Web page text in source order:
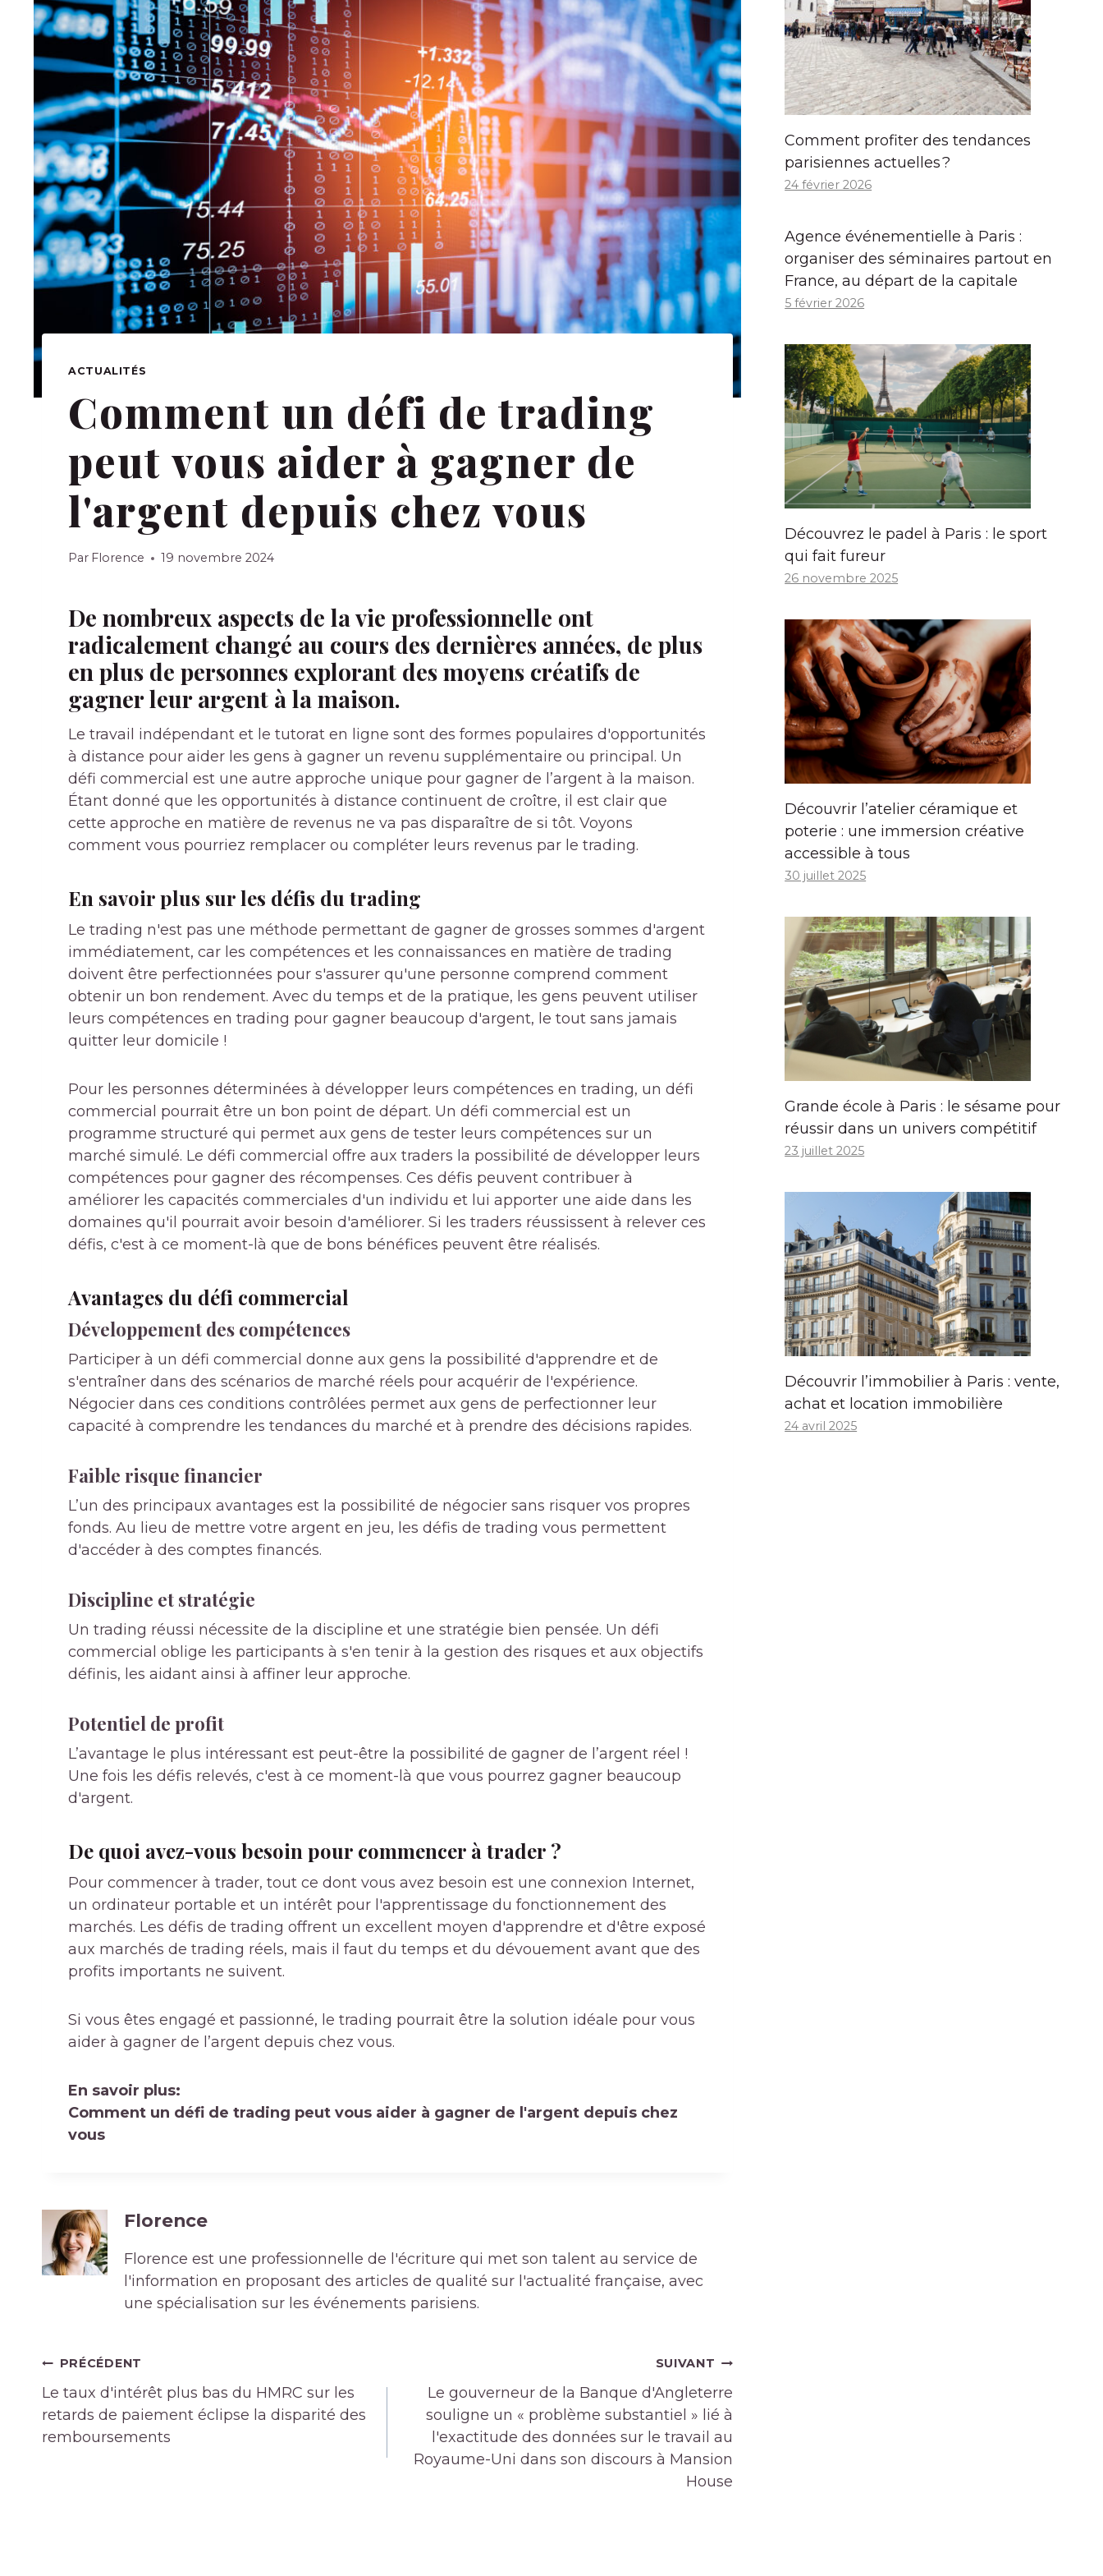
ACTUALITÉS
Comment un défi de trading
peut vous aider à gagner de
l'argent depuis chez vous
Par Florence 19 novembre 2024
De nombreux aspects de la vie professionnelle ont
radicalement changé au cours des dernières années, de plus
en plus de personnes explorant des moyens créatifs de
gagner leur argent à la maison.
Le travail indépendant et le tutorat en ligne sont des formes populaires d'opportunités
à distance pour aider les gens à gagner un revenu supplémentaire ou principal. Un
défi commercial est une autre approche unique pour gagner de l’argent à la maison.
Étant donné que les opportunités à distance continuent de croître, il est clair que
cette approche en matière de revenus ne va pas disparaître de si tôt. Voyons
comment vous pourriez remplacer ou compléter leurs revenus par le trading.
En savoir plus sur les défis du trading
Le trading n'est pas une méthode permettant de gagner de grosses sommes d'argent
immédiatement, car les compétences et les connaissances en matière de trading
doivent être perfectionnées pour s'assurer qu'une personne comprend comment
obtenir un bon rendement. Avec du temps et de la pratique, les gens peuvent utiliser
leurs compétences en trading pour gagner beaucoup d'argent, le tout sans jamais
quitter leur domicile !
Pour les personnes déterminées à développer leurs compétences en trading, un défi
commercial pourrait être un bon point de départ. Un défi commercial est un
programme structuré qui permet aux gens de tester leurs compétences sur un
marché simulé. Le défi commercial offre aux traders la possibilité de développer leurs
compétences pour gagner des récompenses. Ces défis peuvent contribuer à
améliorer les capacités commerciales d'un individu et lui apporter une aide dans les
domaines qu'il pourrait avoir besoin d'améliorer. Si les traders réussissent à relever ces
défis, c'est à ce moment-là que de bons bénéfices peuvent être réalisés.
Avantages du défi commercial
Développement des compétences
Participer à un défi commercial donne aux gens la possibilité d'apprendre et de
s'entraîner dans des scénarios de marché réels pour acquérir de l'expérience.
Négocier dans ces conditions contrôlées permet aux gens de perfectionner leur
capacité à comprendre les tendances du marché et à prendre des décisions rapides.
Faible risque financier
L’un des principaux avantages est la possibilité de négocier sans risquer vos propres
fonds. Au lieu de mettre votre argent en jeu, les défis de trading vous permettent
d'accéder à des comptes financés.
Discipline et stratégie
Un trading réussi nécessite de la discipline et une stratégie bien pensée. Un défi
commercial oblige les participants à s'en tenir à la gestion des risques et aux objectifs
définis, les aidant ainsi à affiner leur approche.
Potentiel de profit
L’avantage le plus intéressant est peut-être la possibilité de gagner de l’argent réel !
Une fois les défis relevés, c'est à ce moment-là que vous pourrez gagner beaucoup
d'argent.
De quoi avez-vous besoin pour commencer à trader ?
Pour commencer à trader, tout ce dont vous avez besoin est une connexion Internet,
un ordinateur portable et un intérêt pour l'apprentissage du fonctionnement des
marchés. Les défis de trading offrent un excellent moyen d'apprendre et d'être exposé
aux marchés de trading réels, mais il faut du temps et du dévouement avant que des
profits importants ne suivent.
Si vous êtes engagé et passionné, le trading pourrait être la solution idéale pour vous
aider à gagner de l’argent depuis chez vous.
En savoir plus:
Comment un défi de trading peut vous aider à gagner de l'argent depuis chez
vous
Florence
Florence est une professionnelle de l'écriture qui met son talent au service de
l'information en proposant des articles de qualité sur l'actualité française, avec
une spécialisation sur les événements parisiens.
Navigation
de
l’article
PRÉCÉDENT
Le taux d'intérêt plus bas du HMRC sur les
retards de paiement éclipse la disparité des
remboursements
SUIVANT
Le gouverneur de la Banque d'Angleterre
souligne un « problème substantiel » lié à
l'exactitude des données sur le travail au
Royaume-Uni dans son discours à Mansion
House
Comment profiter des tendances
parisiennes actuelles ?
24 février 2026
Agence événementielle à Paris :
organiser des séminaires partout en
France, au départ de la capitale
5 février 2026
Découvrez le padel à Paris : le sport
qui fait fureur
26 novembre 2025
Découvrir l’atelier céramique et
poterie : une immersion créative
accessible à tous
30 juillet 2025
Grande école à Paris : le sésame pour
réussir dans un univers compétitif
23 juillet 2025
Découvrir l’immobilier à Paris : vente,
achat et location immobilière
24 avril 2025